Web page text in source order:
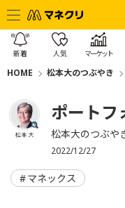
新着 人気 マーケット
HOME 松本大のつぶやき
松本 大
ポートフ
松本大のつぶや
2022/12/27
マネックス